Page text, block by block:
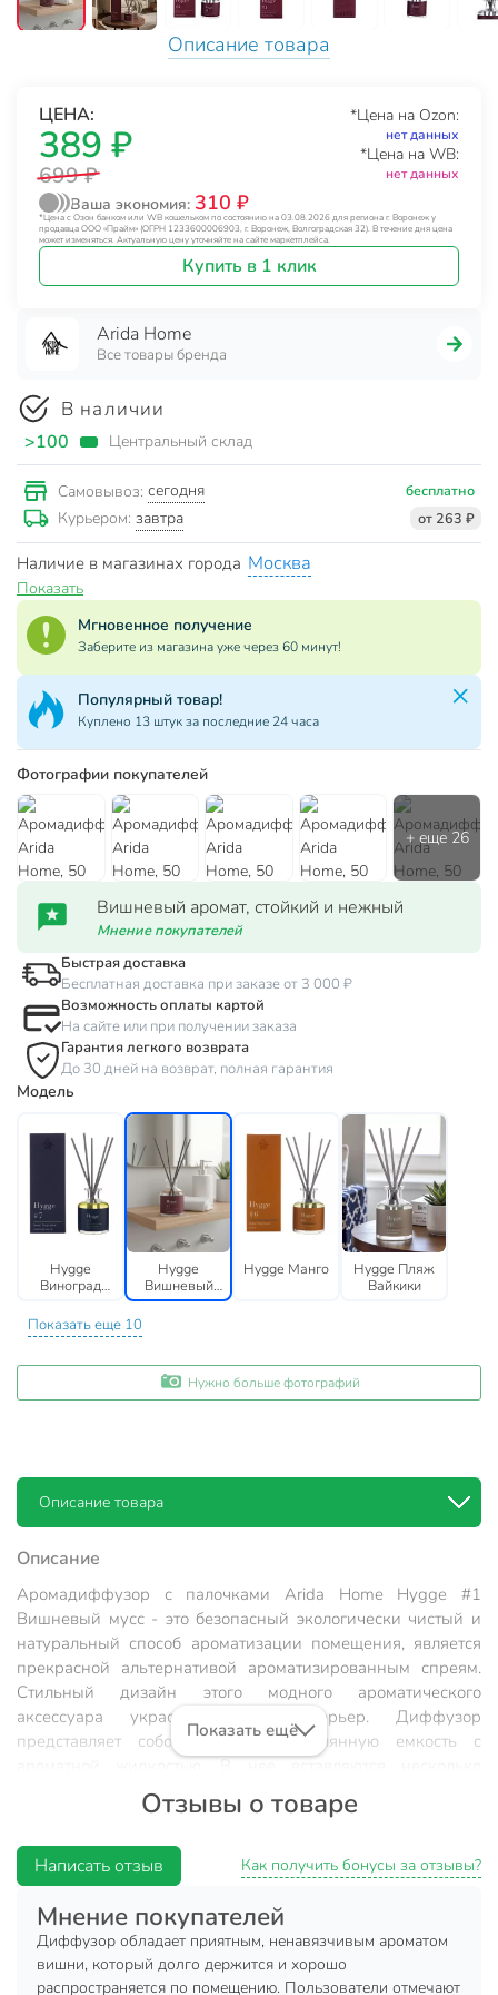
Описание товара
ЦЕНА:
389 ₽
699 ₽
*Цена на Ozon:
нет данных
*Цена на WB:
нет данных
Ваша экономия: 310 ₽
*Цена с Озон банком или WB кошельком по состоянию на 03.08.2026 для региона г. Воронеж у
продавца ООО «Прайм» (ОГРН 1233600006903, г. Воронеж, Волгоградская 32). В течение дня цена
может изменяться. Актуальную цену уточняйте на сайте маркетплейса.
Купить в 1 клик
Arida Home
Все товары бренда
В наличии
>100 Центральный склад
Самовывоз: сегодня бесплатно
Курьером: завтра от 263 ₽
Наличие в магазинах города Москва
Показать
Мгновенное получение
Заберите из магазина уже через 60 минут!
Популярный товар!
Куплено 13 штук за последние 24 часа
Фотографии покупателей
Вишневый аромат, стойкий и нежный
Мнение покупателей
Быстрая доставка
Бесплатная доставка при заказе от 3 000 ₽
Возможность оплаты картой
На сайте или при получении заказа
Гарантия легкого возврата
До 30 дней на возврат, полная гарантия
Модель
Hygge
Виноград
Hygge
Вишневый
мусс
Hygge Манго
Hygge Пляж
Вайкики
Показать еще 10
Нужно больше фотографий
Описание товара
Описание
Аромадиффузор с палочками Arida Home Hygge #1
Вишневый мусс - это безопасный экологически чистый и
натуральный способ ароматизации помещения, является
прекрасной альтернативой ароматизированным спреям.
Стильный дизайн этого модного ароматического
аксессуара украсит любой интерьер. Диффузор
представляет собою изящную стеклянную емкость с
длинных фибровых палочек. Постепенно, насыщаясь
эфирными маслами , они распространяют аромат по всей
периодически переворачивать (1-2 раза в сутки).
Флакона,объемом 50 мл,хватит на помещение площадью
до 15 кв.м. Срок службы диффузора от 1,5 до 2 -х месяцев,
в зависимости от места использования. В более влажных
помещениях срок использования сокращается.
Показать ещё
Отзывы о товаре
Написать отзыв Как получить бонусы за отзывы?
Мнение покупателей
Диффузор обладает приятным, ненавязчивым ароматом
вишни, который долго держится и хорошо
распространяется по помещению. Пользователи отмечают